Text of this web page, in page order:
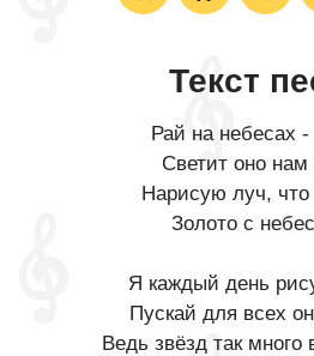
Текст
Рай на небесах
Светит оно нам
Нарисую луч, что
Золото с
Я каждый день
Пускай для всех
Ведь звёзд так много